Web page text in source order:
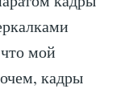
мой
кадры